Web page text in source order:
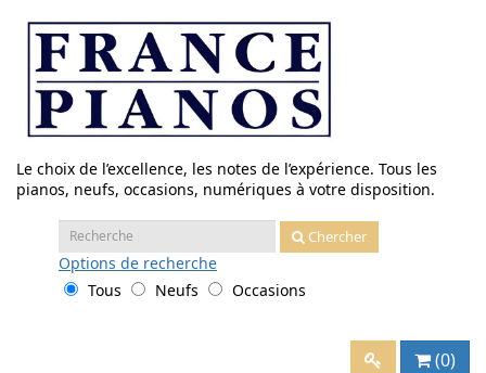
contenu
Le choix de l’excellence, les notes de l’expérience. Tous les
pianos, neufs, occasions, numériques à votre disposition.
Recherche
:
Chercher
Options de recherche
Tous
Neufs Occasions
(0)